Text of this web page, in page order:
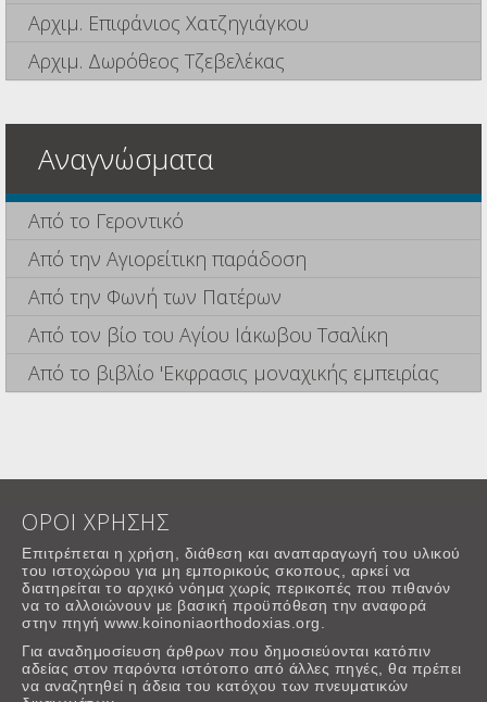
Αρχιμ. Επιφάνιος Χατζηγιάγκου
Αρχιμ. Δωρόθεος Τζεβελέκας
Αναγνώσματα
Από το Γεροντικό
Από την Αγιορείτικη παράδοση
Από την Φωνή των Πατέρων
Από τον βίο του Αγίου Ιάκωβου Τσαλίκη
Από το βιβλίο 'Εκφρασις μοναχικής εμπειρίας
ΟΡΟΙ ΧΡΗΣΗΣ
Επιτρέπεται η χρήση, διάθεση και αναπαραγωγή του υλικού
του ιστοχώρου για μη εμπορικούς σκοπους, αρκεί να
διατηρείται το αρχικό νόημα χωρίς περικοπές που πιθανόν
να το αλλοιώνουν με βασική προϋπόθεση την αναφορά
στην πηγή www.koinoniaorthodoxias.org.
Για αναδημοσίευση άρθρων που δημοσιεύονται κατόπιν
αδείας στον παρόντα ιστότοπο από άλλες πηγές, θα πρέπει
να αναζητηθεί η άδεια του κατόχου των πνευματικών